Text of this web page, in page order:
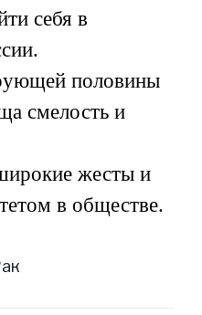
себя в
половины
смелость и
жесты и
в обществе.